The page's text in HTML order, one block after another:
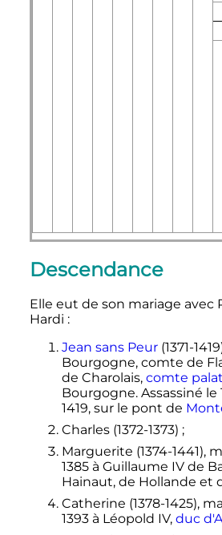
Descendance
Elle eut de son mariage avec
Hardi :
Jean sans Peur(1371-
Bourgogne, comte de
de Charolais, comte
Bourgogne. Assassiné le
1419, sur le pont de
Charles (1372-1373) ;
Marguerite (1374-1441),
1385à Guillaume IV de
Hainaut, de Hollande et
Catherine (1378-1425),
1393à Léopold IV, duc